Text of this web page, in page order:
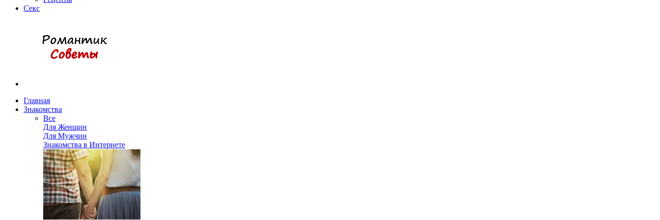
Секс
Главная
Знакомства
Все
Для Женщин
Для Мужчин
Знакомства в Интернете